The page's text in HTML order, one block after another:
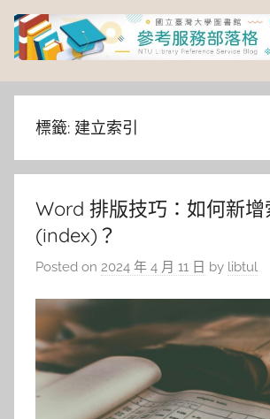
Skip
content
臺
灣
大
學
圖
書
館
參
標籤: 建立索引
Word 排版技巧：如何新增
(index)？
Posted on 2024 年 4 月 11 日 by libtul